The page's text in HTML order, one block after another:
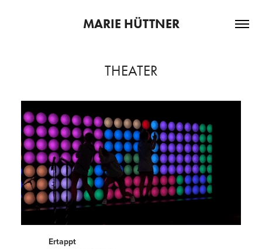
MARIE HÜTTNER
THEATER
Ertappt